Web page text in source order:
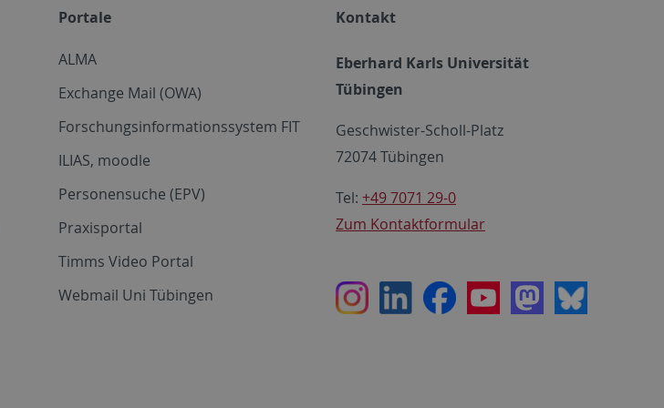
Portale
ALMA
Exchange Mail (OWA)
Forschungsinformationssystem FIT
ILIAS, moodle
Personensuche (EPV)
Praxisportal
Timms Video Portal
Webmail Uni Tübingen
Kontakt
Eberhard Karls Universität
Tübingen
Geschwister-Scholl-Platz
72074 Tübingen
Tel: +49 7071 29-0
Zum Kontaktformular
InstagramLinkedInFacebookYoutubeMastodon
Bluesky